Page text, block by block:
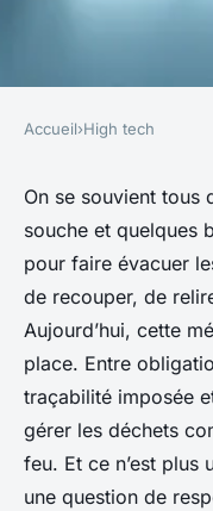
HIGH TECH
Optimiser
déchets :
logiciels
Bona•07/03/2026 17:11
Accueil›High tech
On se souvient tous
souche et quelques
pour faire évacuer
de recouper, de
Aujourd’hui, cette
place. Entre
traçabilité imposée
gérer les déchets
feu. Et ce n’est plus
une question de